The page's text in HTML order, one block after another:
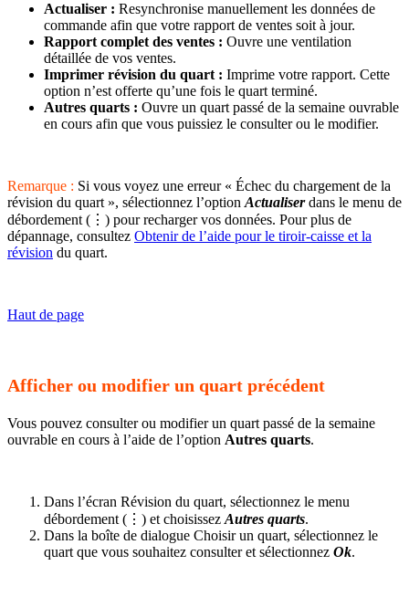
Actualiser : Resynchronise manuellement les données de
commande afin que votre rapport de ventes soit à jour.
Rapport complet des ventes : Ouvre une ventilation
détaillée de vos ventes.
Imprimer révision du quart : Imprime votre rapport. Cette
option n’est offerte qu’une fois le quart terminé.
Autres quarts : Ouvre un quart passé de la semaine ouvrable
en cours afin que vous puissiez le consulter ou le modifier.
Remarque : Si vous voyez une erreur « Échec du chargement de la
révision du quart », sélectionnez l’option Actualiserdans le menu de
débordement (⋮) pour recharger vos données. Pour plus de
dépannage, consultez Obtenir de l’aide pour le tiroir-caisse et la
révision du quart.
Haut de page
Afficher ou modifier un quart précédent
Vous pouvez consulter ou modifier un quart passé de la semaine
ouvrable en cours à l’aide de l’option Autres quarts.
Dans l’écran Révision du quart, sélectionnez le menu
débordement (⋮) et choisissez Autres quarts.
Dans la boîte de dialogue Choisir un quart, sélectionnez le
quart que vous souhaitez consulter et sélectionnez Ok.